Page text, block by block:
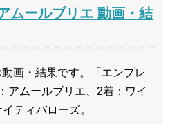
ムールブリエ 動画・結
画・結果です。「エンプレ
アムールブリエ、2着：ワイ
ティバローズ。